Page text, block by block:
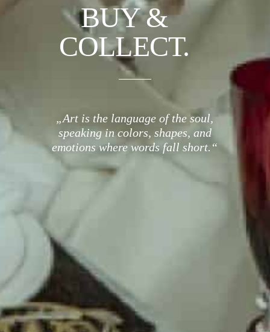
BUY &
COLLECT.
„Art is the language of the soul,
speaking in colors, shapes, and
emotions where words fall short.“